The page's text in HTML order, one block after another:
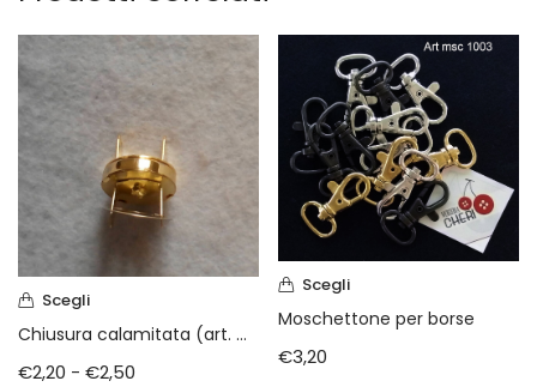
Scegli
Chiusura calamitata (art. min 1002)
€2,20 - €2,50
Scegli
Moschettone per borse
€3,20